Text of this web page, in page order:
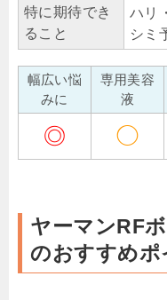
特に期待でき
ること
ハリ
シミ
幅広い悩
みに
専用美容
液
◎ ◯
ヤーマンRF
のおすすめポ